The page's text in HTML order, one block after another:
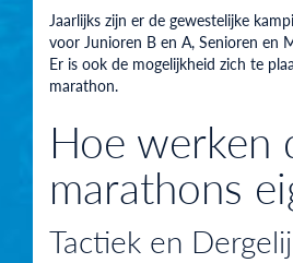
Jaarlijks zijn er de gewestelijke
voor Junioren B en A, Senioren en
Er is ook de mogelijkheid zich te
marathon.
Hoe werken
marathons
Tactiek en